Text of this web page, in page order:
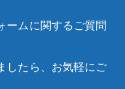
ームに関するご質問
したら、お気軽にご